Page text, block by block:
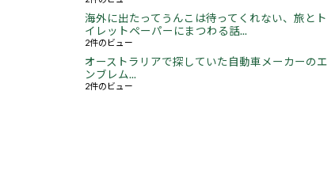
海外に出たってうんこは待ってくれない、旅とト
イレットペーパーにまつわる話...
2件のビュー
オーストラリアで探していた自動車メーカーのエ
ンブレム...
2件のビュー